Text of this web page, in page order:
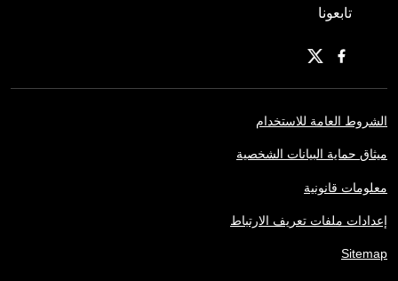
تابعونا
الشروط العامة للاستخدام
ميثاق حماية البيانات الشخصية
معلومات قانونية
إعدادات ملفات تعريف الارتباط
Sitemap